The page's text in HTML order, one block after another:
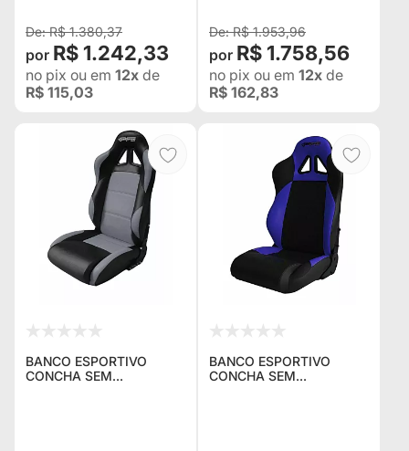
R$ 1.380,37
R$ 1.242,33
no pix ou em 12x de
R$ 115,03
OS VEÍCULOS
R$ 1.953,96
R$ 1.758,56
no pix ou em 12x de
R$ 162,83
BANCO ESPORTIVO
CONCHA SEM
BANCO ESPORTIVO
CONCHA SEM